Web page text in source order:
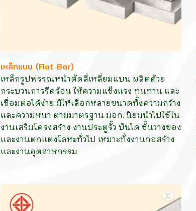
เหล็กแบน (Flat Bar)
เหล็กรูปพรรณหน้าตัดสี่เหลี่ยมแบน ผลิตด้วย
กระบวนการรีดร้อน ให้ความแข็งแรง ทนทาน และ
เชื่อมต่อได้ง่าย มีให้เลือกหลายขนาดทั้งความกว้าง
และความหนา ตามมาตรฐาน มอก. นิยมนำไปใช้ใน
งานเสริมโครงสร้าง งานประตูรั้ว บันได ชั้นวางของ
และงานตกแต่งโลหะทั่วไป เหมาะทั้งงานก่อสร้าง
และงานอุตสาหกรรม